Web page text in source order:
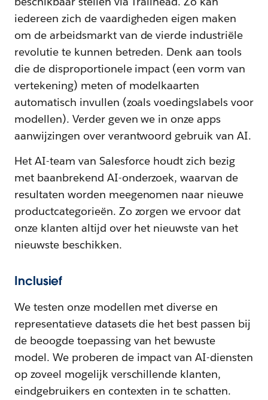
iedereen zich de vaardigheden eigen maken
om de arbeidsmarkt van de vierde industriële
revolutie te kunnen betreden. Denk aan tools
die de disproportionele impact (een vorm van
vertekening) meten of modelkaarten
automatisch invullen (zoals voedingslabels voor
modellen). Verder geven we in onze apps
aanwijzingen over verantwoord gebruik van AI.
Het AI-team van Salesforce houdt zich bezig
met baanbrekend AI-onderzoek, waarvan de
resultaten worden meegenomen naar nieuwe
productcategorieën. Zo zorgen we ervoor dat
onze klanten altijd over het nieuwste van het
nieuwste beschikken.
Inclusief
We testen onze modellen met diverse en
representatieve datasets die het best passen bij
de beoogde toepassing van het bewuste
model. We proberen de impact van AI-diensten
op zoveel mogelijk verschillende klanten,
eindgebruikers en contexten in te schatten.